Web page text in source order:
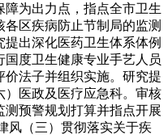
障为出力点，指点全市卫生
区疾病防止节制局的监测
出深化医药卫生体系体例
度卫生健康专业手艺人员
法子并组织实施。研究提
）医政及医疗应急科。审核
预警规划打算并指点开展
风（三）贯彻落实关于疾